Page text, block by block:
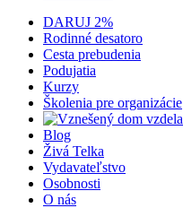
DARUJ 2%
Rodinné desatoro
Cesta prebudenia
Podujatia
Kurzy
Školenia pre organizácie
Blog
Živá Telka
Vydavateľstvo
Osobnosti
O nás